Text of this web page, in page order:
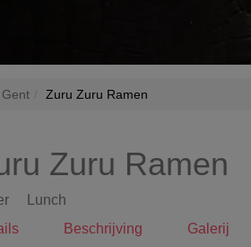
Gent Zuru Zuru Ramen
Zuru Ramen
Lunch
Beschrijving Galerij